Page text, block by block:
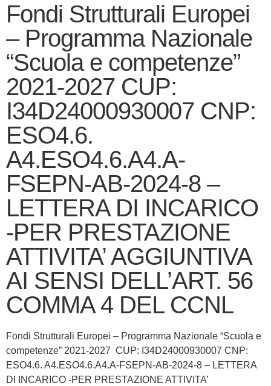
Fondi Strutturali Europei
– Programma Nazionale
“Scuola e competenze”
2021-2027 CUP:
I34D24000930007 CNP:
ESO4.6.
A4.ESO4.6.A4.A-
FSEPN-AB-2024-8 –
LETTERA DI INCARICO
-PER PRESTAZIONE
ATTIVITA’ AGGIUNTIVA
AI SENSI DELL’ART. 56
COMMA 4 DEL CCNL
Fondi Strutturali Europei – Programma Nazionale “Scuola e
competenze” 2021-2027 CUP: I34D24000930007 CNP:
ESO4.6. A4.ESO4.6.A4.A-FSEPN-AB-2024-8 – LETTERA
DI INCARICO -PER PRESTAZIONE ATTIVITA’